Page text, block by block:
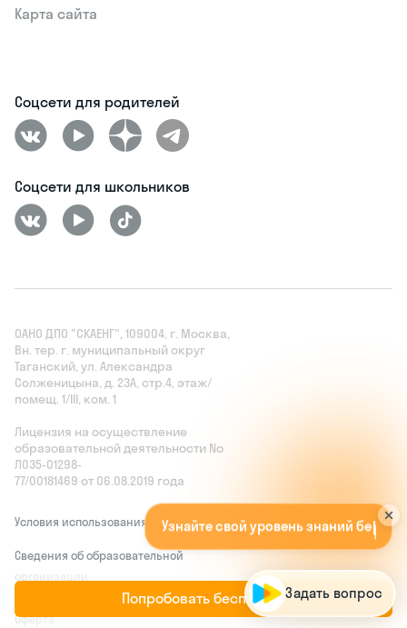
Попробовать бесплатно
Карта сайта
Соцсети для родителей
Соцсети для школьников
ОАНО ДПО "СКАЕНГ", 109004, г. Москва,
Вн. тер. г. муниципальный округ
Таганский, ул. Александра
Солженицына, д. 23А, стр.4, этаж/
помещ. 1/III, ком. 1
Лицензия на осуществление
образовательной деятельности No
Л035‑01298-
77/00181469 от 06.08.2019 года
Условия использования
Сведения об образовательной
организации
Оферта
зн
е платно!Апо п ромокодуORGAN I